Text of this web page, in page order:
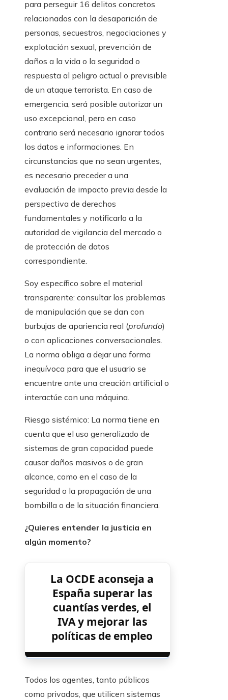
para perseguir 16 delitos concretos
relacionados con la desaparición de
personas, secuestros, negociaciones y
explotación sexual, prevención de
daños a la vida o la seguridad o
respuesta al peligro actual o previsible
de un ataque terrorista. En caso de
emergencia, será posible autorizar un
uso excepcional, pero en caso
contrario será necesario ignorar todos
los datos e informaciones. En
circunstancias que no sean urgentes,
es necesario preceder a una
evaluación de impacto previa desde la
perspectiva de derechos
fundamentales y notificarlo a la
autoridad de vigilancia del mercado o
de protección de datos
correspondiente.
Soy específico sobre el material
transparente: consultar los problemas
de manipulación que se dan con
burbujas de apariencia real (profundo)
o con aplicaciones conversacionales.
La norma obliga a dejar una forma
inequívoca para que el usuario se
encuentre ante una creación artificial o
interactúe con una máquina.
Riesgo sistémico: La norma tiene en
cuenta que el uso generalizado de
sistemas de gran capacidad puede
causar daños masivos o de gran
alcance, como en el caso de la
seguridad o la propagación de una
bombilla o de la situación financiera.
¿Quieres entender la justicia en
algún momento?
La OCDE aconseja a
España superar las
cuantías verdes, el
IVA y mejorar las
políticas de empleo
Todos los agentes, tanto públicos
como privados, que utilicen sistemas